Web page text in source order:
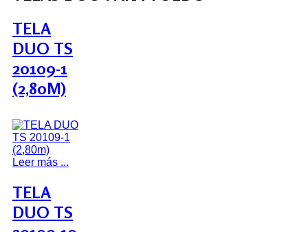
TELA
DUO TS
20109-1
(2,80M)
Leer más ...
TELA
DUO TS